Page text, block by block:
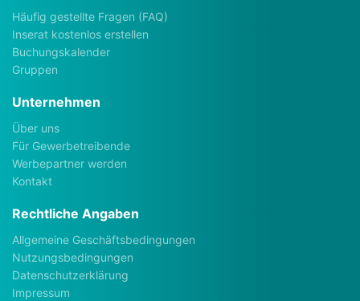
Häufig gestellte Fragen (FAQ)
Inserat kostenlos erstellen
Buchungskalender
Gruppen
Unternehmen
Über uns
Für Gewerbetreibende
Werbepartner werden
Kontakt
Rechtliche Angaben
Allgemeine Geschäftsbedingungen
Nutzungsbedingungen
Datenschutzerklärung
Impressum